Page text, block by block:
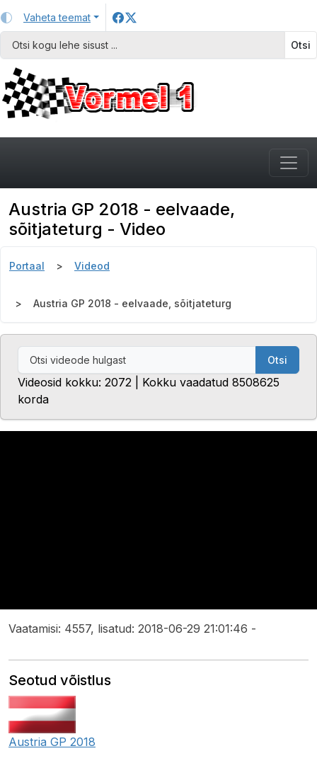
Vaheta teemat
Otsi
Austria GP 2018 - eelvaade,
sõitjateturg - Video
Portaal Videod
Austria GP 2018 - eelvaade, sõitjateturg
Otsi
Videosid kokku: 2072 | Kokku vaadatud 8508625
korda
Vaatamisi: 4557, lisatud: 2018-06-29 21:01:46 -
Seotud võistlus
Austria GP 2018